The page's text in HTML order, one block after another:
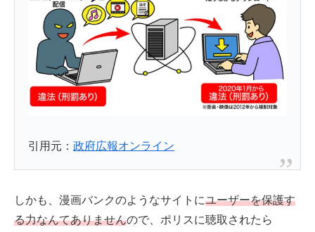
引用元：政府広報オンライン
しかも、漫画バンクのようなサイトにユーザーを保護す
る力なんてありませんので、ポリスに聴取されたら